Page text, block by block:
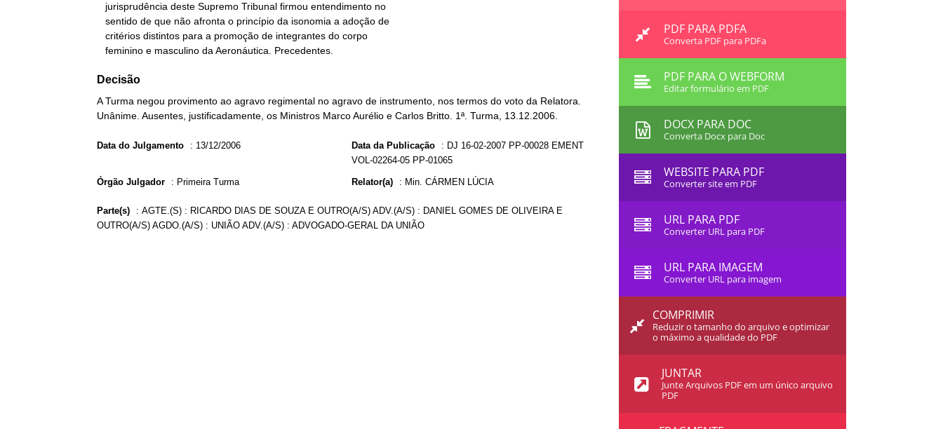
   feminino e masculino da Aeronáutica. Precedentes.
Decisão
A Turma negou provimento ao agravo regimental no agravo de instrumento, nos termos do voto da Relatora.
Unânime. Ausentes, justificadamente, os Ministros Marco Aurélio e Carlos Britto. 1ª. Turma, 13.12.2006.
Data do Julgamento : 13/12/2006 Data da Publicação : DJ 16-02-2007 PP-00028 EMENT
VOL-02264-05 PP-01065
Órgão Julgador : Primeira Turma Relator(a) : Min. CÁRMEN LÚCIA
Parte(s) : AGTE.(S) : RICARDO DIAS DE SOUZA E OUTRO(A/S) ADV.(A/S) : DANIEL GOMES DE OLIVEIRA E
OUTRO(A/S) AGDO.(A/S) : UNIÃO ADV.(A/S) : ADVOGADO-GERAL DA UNIÃO
PDF PARA PDFA
Converta PDF para PDFa
PDF PARA O WEBFORM
Editar formulário em PDF
DOCX PARA DOC
Converta Docx para Doc
WEBSITE PARA PDF
Converter site em PDF
URL PARA PDF
Converter URL para PDF
URL PARA IMAGEM
Converter URL para imagem
COMPRIMIR
Reduzir o tamanho do arquivo e optimizar
o máximo a qualidade do PDF
JUNTAR
Junte Arquivos PDF em um único arquivo
PDF